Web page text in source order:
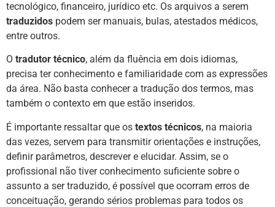
tecnológico, financeiro, jurídico etc. Os arquivos a serem
traduzidos podem ser manuais, bulas, atestados médicos,
entre outros.
O tradutor técnico, além da fluência em dois idiomas,
precisa ter conhecimento e familiaridade com as expressões
da área. Não basta conhecer a tradução dos termos, mas
também o contexto em que estão inseridos.
É importante ressaltar que os textos técnicos, na maioria
das vezes, servem para transmitir orientações e instruções,
definir parâmetros, descrever e elucidar. Assim, se o
profissional não tiver conhecimento suficiente sobre o
assunto a ser traduzido, é possível que ocorram erros de
conceituação, gerando sérios problemas para todos os